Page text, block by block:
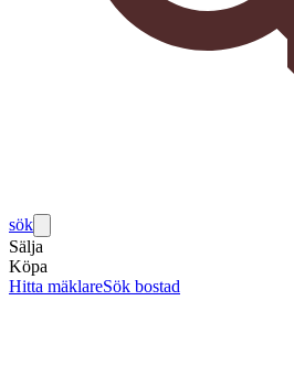
sök
Sälja
Köpa
Hitta mäklareSök bostad